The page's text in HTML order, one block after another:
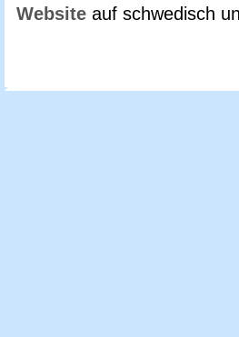
Website auf schwedisch